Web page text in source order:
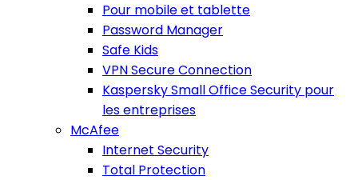
Pour mobile et tablette
Password Manager
Safe Kids
VPN Secure Connection
Kaspersky Small Office Security pour
les entreprises
McAfee
Internet Security
Total Protection